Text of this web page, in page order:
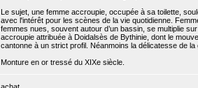
Le sujet, une femme accroupie, occupée à sa toilette,
avec l'intérêt pour les scènes de la vie quotidienne.
femmes nues, souvent autour d’un bassin, se multiplie
accroupie attribuée à Doidalsès de Bythinie, dont le
cantonne à un strict profil. Néanmoins la délicatesse de
Monture en or tressé du XIXe siècle.
achat